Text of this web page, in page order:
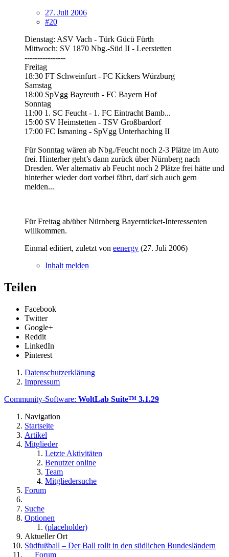
27. Juli 2006
#20
Dienstag: ASV Vach - Türk Gücü Fürth
Mittwoch: SV 1870 Nbg.-Süd II - Leerstetten
----------------
Freitag
18:30 FT Schweinfurt - FC Kickers Würzburg
Samstag
18:00 SpVgg Bayreuth - FC Bayern Hof
Sonntag
11:00 1. SC Feucht - 1. FC Eintracht Bamb...
15:00 SV Heimstetten - TSV Großbardorf
17:00 FC Ismaning - SpVgg Unterhaching II
Für Sonntag wären ab Nbg./Feucht noch 2-3 Plätze im Auto
frei. Hinterher geht’s dann zurück über Nürnberg nach
Dresden. Wer alternativ ab Feucht noch 2 Plätze frei hätte und
hinterher wieder dort vorbei fährt, darf sich auch gern
melden...
Für Freitag ab/über Nürnberg Bayernticket-Interessenten
willkommen.
Einmal editiert, zuletzt von eenergy (27. Juli 2006)
Inhalt melden
Teilen
Facebook
Twitter
Google+
Reddit
LinkedIn
Pinterest
Datenschutzerklärung
Impressum
Community-Software: WoltLab Suite™ 3.1.29
Navigation
Startseite
Artikel
Mitglieder
Letzte Aktivitäten
Benutzer online
Team
Mitgliedersuche
Forum
Suche
Optionen
(placeholder)
Aktueller Ort
Südfußball – Der Ball rollt in den südlichen Bundesländern
Forum